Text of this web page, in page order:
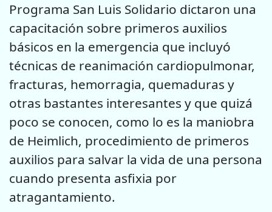
Programa San Luis Solidario dictaron una
capacitación sobre primeros auxilios
básicos en la emergencia que incluyó
técnicas de reanimación cardiopulmonar,
fracturas, hemorragia, quemaduras y
otras bastantes interesantes y que quizá
poco se conocen, como lo es la maniobra
de Heimlich, procedimiento de primeros
auxilios para salvar la vida de una persona
cuando presenta asfixia por
atragantamiento.